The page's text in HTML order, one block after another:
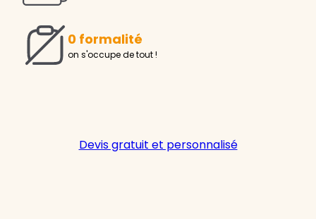
0 formalité
on s'occupe de tout !
Devis gratuit et personnalisé